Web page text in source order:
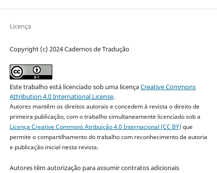
Licença
Copyright (c) 2024 Cadernos de Tradução
Este trabalho está licenciado sob uma licençaCreative Commons
Attribution 4.0 International License.
Autores mantêm os direitos autorais e concedem à revista o direito de
primeira publicação, com o trabalho simultaneamente licenciado sob a
Licença Creative Commons Atribuição 4.0 Internacional (CC BY)que
permite o compartilhamento do trabalho com reconhecimento da autoria
e publicação inicial nesta revista.
Autores têm autorização para assumir contratos adicionais